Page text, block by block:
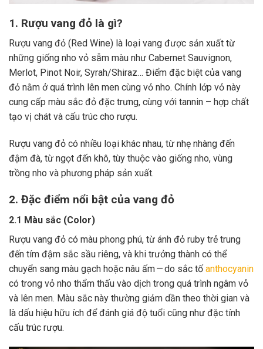
1. Rượu vang đỏ là gì?
Rượu vang đỏ (Red Wine) là loại vang được sản xuất từ
những giống nho vỏ sẫm màu như Cabernet Sauvignon,
Merlot, Pinot Noir, Syrah/Shiraz… Điểm đặc biệt của vang
đỏ nằm ở quá trình lên men cùng vỏ nho. Chính lớp vỏ này
cung cấp màu sắc đỏ đặc trưng, cùng với tannin – hợp chất
tạo vị chát và cấu trúc cho rượu.
Rượu vang đỏ có nhiều loại khác nhau, từ nhẹ nhàng đến
đậm đà, từ ngọt đến khô, tùy thuộc vào giống nho, vùng
trồng nho và phương pháp sản xuất.
2. Đặc điểm nổi bật của vang đỏ
2.1 Màu sắc (Color)
Rượu vang đỏ có màu phong phú, từ ánh đỏ ruby trẻ trung
đến tím đậm sắc sầu riêng, và khi trưởng thành có thể
chuyển sang màu gạch hoặc nâu ấm — do sắc tố anthocyanin
có trong vỏ nho thẩm thấu vào dịch trong quá trình ngâm vỏ
và lên men. Màu sắc này thường giảm dần theo thời gian và
là dấu hiệu hữu ích để đánh giá độ tuổi cũng như đặc tính
cấu trúc rượu.